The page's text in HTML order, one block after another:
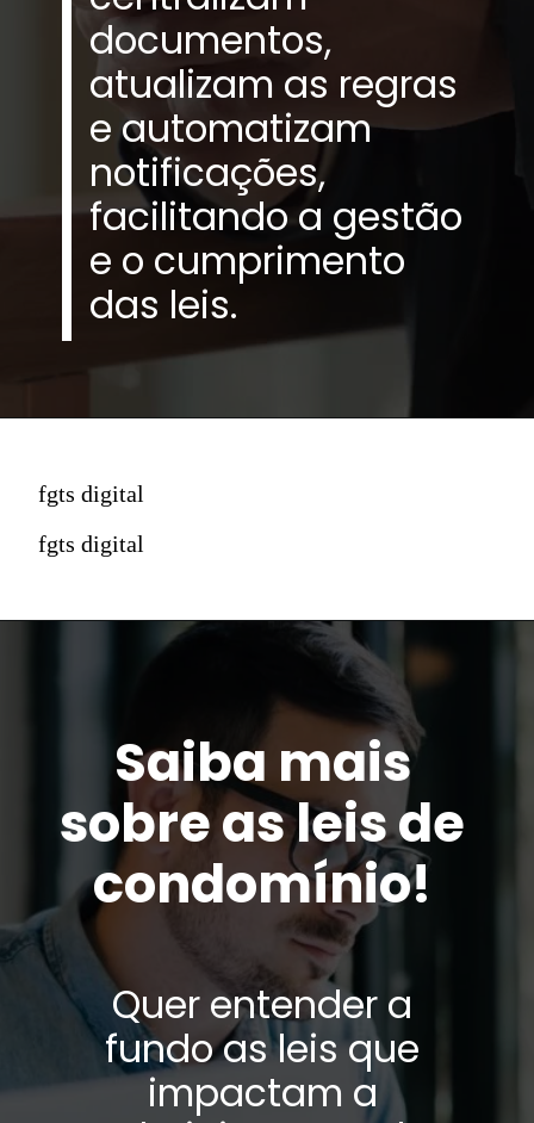
documentos,
atualizam as regras
e automatizam
notificações,
facilitando a gestão
e o cumprimento
das leis.
fgts digital
fgts digital
Saiba mais
sobre as leis de
condomínio!
Quer entender a
fundo as leis que
impactam a